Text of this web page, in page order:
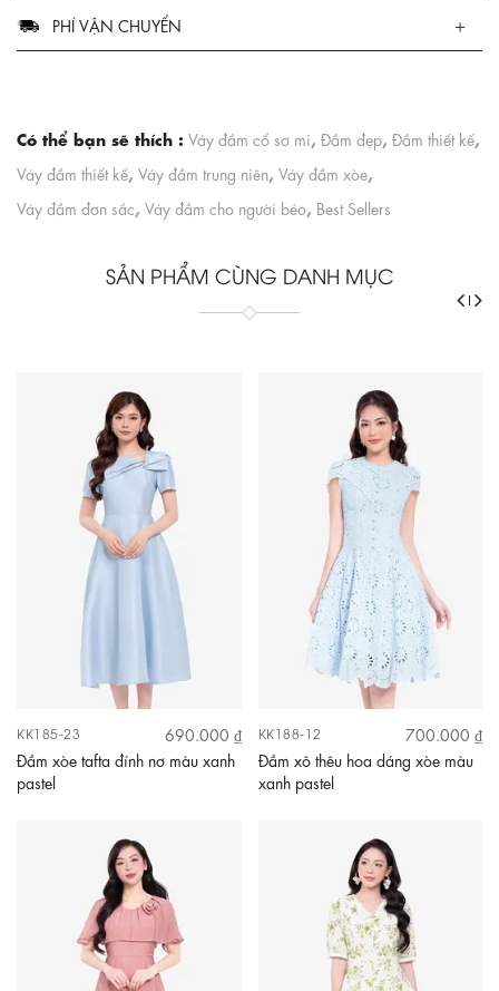
PHÍ VẬN CHUYỂN
Có thể bạn sẽ thích : Váy đầm cổ sơ mi, Đầm đẹp, Đầm thiết kế,
Váy đầm thiết kế, Váy đầm trung niên, Váy đầm xòe,
Váy đầm đơn sắc, Váy đầm cho người béo, Best Sellers
SẢN PHẨM CÙNG DANH MỤC
KK185-23
690.000 ₫
Đầm xòe tafta đính nơ màu xanh
pastel
KK188-12
700.000 ₫
Đầm xô thêu hoa dáng xòe màu
xanh pastel